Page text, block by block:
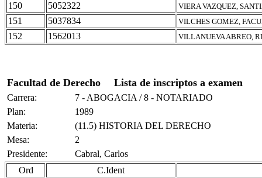
150 5052322 VIERA VAZQUEZ,
151 5037834 VILCHES GOMEZ,
152 1562013 VILLANUEVA ABREO,
Facultad de Derecho Lista de inscriptos a examen
Carrera:
7 - ABOGACIA / 8 - NOTARIADO
Plan:
1989
Materia:
(11.5) HISTORIA DEL DERECHO
Mesa:
2
Presidente:
Cabral, Carlos
Ord
C.Ident